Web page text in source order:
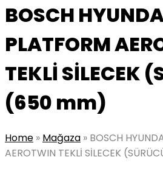
BOSCH
PLATFORM
TEKLİ SİLECEK
(650 mm)
Home » Mağaza » BOSCH
AEROTWIN TEKLİ SİLECEK